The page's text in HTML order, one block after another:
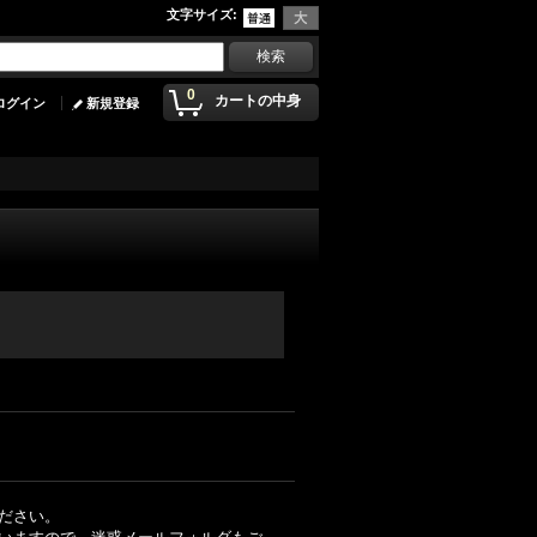
文字サイズ:
0 カートの中身
グイン 新規登録
さい。